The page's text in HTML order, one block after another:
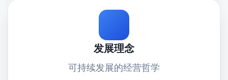
发展理念
可持续发展的经营哲学